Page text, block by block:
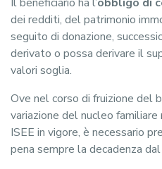
Il beneficiario ha l’obbligo di
dei redditi, del patrimonio
seguito di donazione,
derivato o possa derivare il
valori soglia.
Ove nel corso di fruizione del
variazione del nucleo
ISEE in vigore, è necessario
pena sempre la decadenza